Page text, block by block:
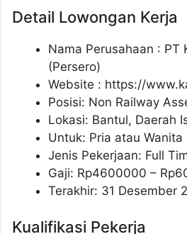
Detail Lowongan Kerja
Nama Perusahaan : PT
(Persero)
Website : https://
Posisi: Non Railway
Lokasi: Bantul, Daerah
Untuk: Pria atau Wanita
Jenis Pekerjaan: Full
Gaji: Rp4600000 – Rp
Terakhir: 31 Desember
Kualifikasi Pekerja